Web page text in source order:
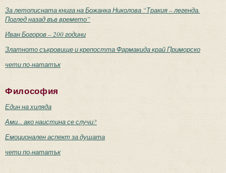
За летописната книга на Божанка Николова “Тракия – легенда.
Поглед назад във времето”
Иван Богоров – 200 години
Златното съкровище и крепостта Фармакида край Приморско
чети по-нататък
Философия
Един на хиляда
Ами... ако наистина се случи?
Емоционален аспект за душата
чети по-нататък